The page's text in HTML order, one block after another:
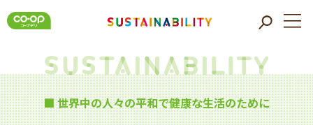
■ 世界中の人々の平和で健康な生活のために